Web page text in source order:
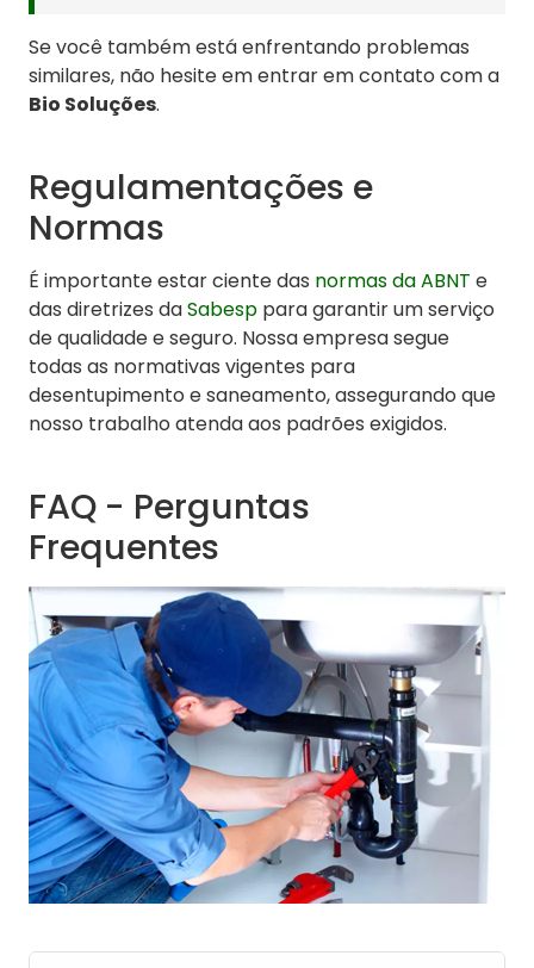
Se você também está enfrentando problemas
similares, não hesite em entrar em contato com a
Bio Soluções.
Regulamentações e
Normas
É importante estar ciente das normas da ABNT e
das diretrizes daSabesp para garantir um serviço
de qualidade e seguro. Nossa empresa segue
todas as normativas vigentes para
desentupimento e saneamento, assegurando que
nosso trabalho atenda aos padrões exigidos.
FAQ - Perguntas
Frequentes